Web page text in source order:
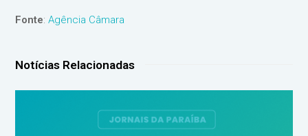
Fonte:Agência Câmara
Notícias Relacionadas